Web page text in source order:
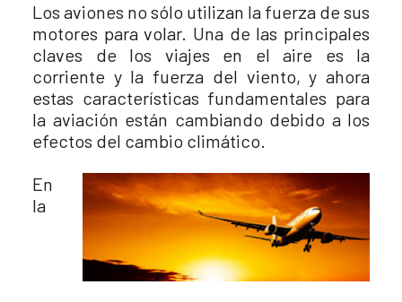
Los aviones no sólo utilizan la fuerza de sus
motores para volar. Una de las principales
claves de los viajes en el aire es la
corriente y la fuerza del viento, y ahora
estas características fundamentales para
la aviación están cambiando debido a los
efectos del cambio climático.
En
la